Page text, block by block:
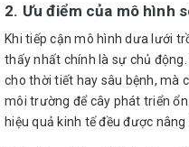
2. Ưu điểm của mô hình
Khi tiếp cận mô hình dưa lưới
thấy nhất chính là sự chủ
cho thời tiết hay sâu bệnh, mà
môi trường để cây phát triển
hiệu quả kinh tế đều được nâng